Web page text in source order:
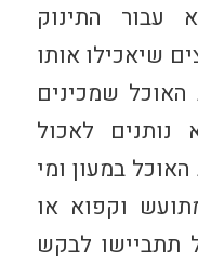
עבור התינוק
שיאכילו אותו
שמכינים
נותנים לאכול
במעון ומי
וקפוא או
תתביישו לבקש